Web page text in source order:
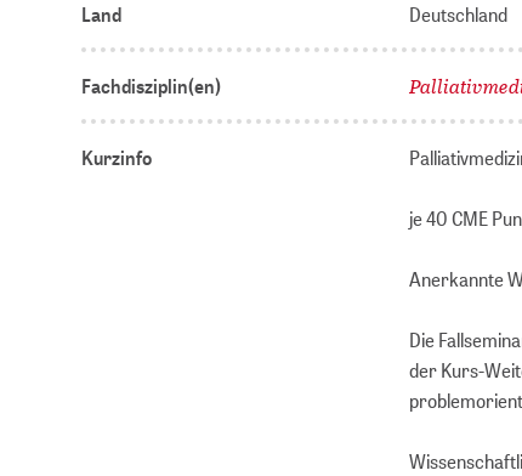
Land Deutschland
Fachdisziplin(en)
Kurzinfo
je 40 CME
Anerkannte
Die
der Kurs-